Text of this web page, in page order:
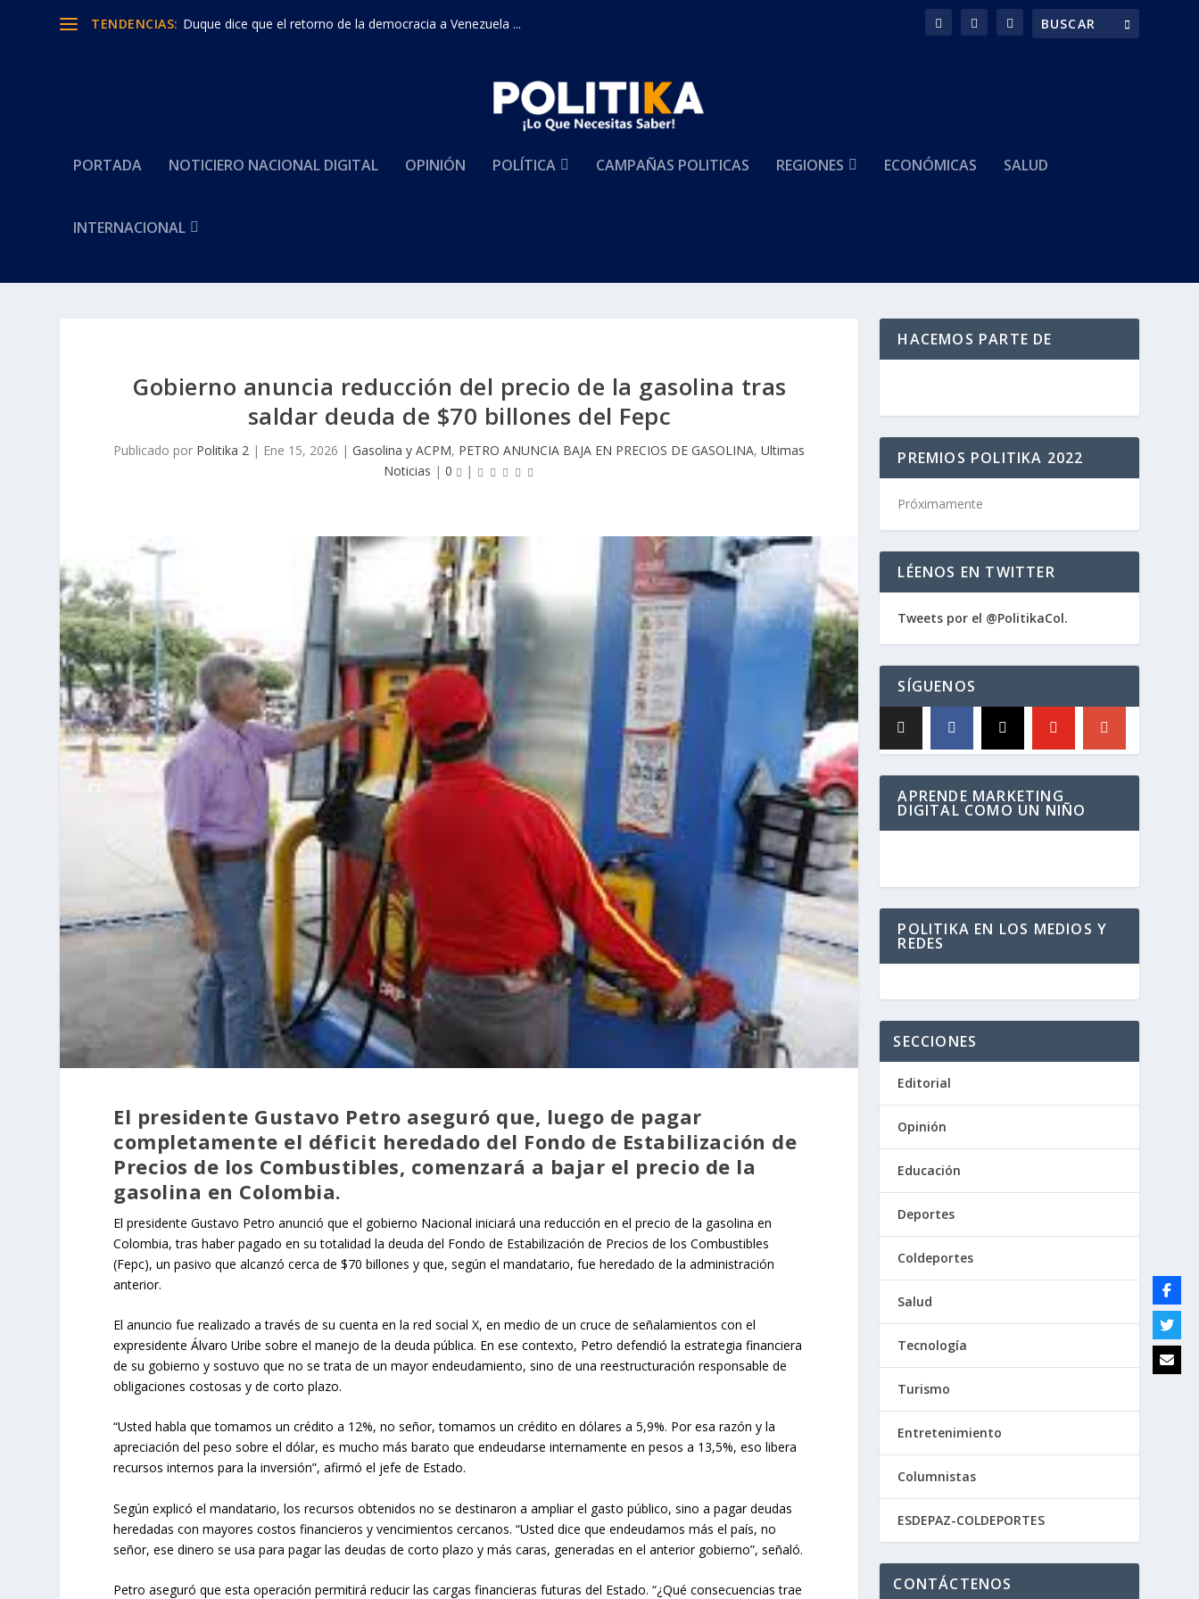
TENDENCIAS: Duque dice que el retorno de la democracia a Venezuela ...
PORTADA NOTICIERO NACIONAL DIGITAL OPINIÓN POLÍTICA CAMPAÑAS POLITICAS REGIONES ECONÓMICAS SALUD
INTERNACIONAL
Gobierno anuncia reducción del precio de la gasolina tras
saldar deuda de $70 billones del Fepc
Publicado por Politika 2 | Ene 15, 2026 |Gasolina y ACPM, PETRO ANUNCIA BAJA EN PRECIOS DE GASOLINA,Ultimas
Noticias | 0 |
El presidente Gustavo Petro aseguró que, luego de pagar
completamente el déficit heredado del Fondo de Estabilización de
Precios de los Combustibles, comenzará a bajar el precio de la
gasolina en Colombia.
El presidente Gustavo Petro anunció que el gobierno Nacional iniciará una reducción en el precio de la gasolina en
Colombia, tras haber pagado en su totalidad la deuda del Fondo de Estabilización de Precios de los Combustibles
(Fepc), un pasivo que alcanzó cerca de $70 billones y que, según el mandatario, fue heredado de la administración
anterior.
El anuncio fue realizado a través de su cuenta en la red social X, en medio de un cruce de señalamientos con el
expresidente Álvaro Uribe sobre el manejo de la deuda pública. En ese contexto, Petro defendió la estrategia financiera
de su gobierno y sostuvo que no se trata de un mayor endeudamiento, sino de una reestructuración responsable de
obligaciones costosas y de corto plazo.
“Usted habla que tomamos un crédito a 12%, no señor, tomamos un crédito en dólares a 5,9%. Por esa razón y la
apreciación del peso sobre el dólar, es mucho más barato que endeudarse internamente en pesos a 13,5%, eso libera
recursos internos para la inversión”, afirmó el jefe de Estado.
Según explicó el mandatario, los recursos obtenidos no se destinaron a ampliar el gasto público, sino a pagar deudas
heredadas con mayores costos financieros y vencimientos cercanos. “Usted dice que endeudamos más el país, no
señor, ese dinero se usa para pagar las deudas de corto plazo y más caras, generadas en el anterior gobierno”, señaló.
Petro aseguró que esta operación permitirá reducir las cargas financieras futuras del Estado. “¿Qué consecuencias trae
HACEMOS PARTE DE
PREMIOS POLITIKA 2022
Próximamente
LÉENOS EN TWITTER
Tweets por el @PolitikaCol.
SÍGUENOS
APRENDE MARKETING
DIGITAL COMO UN NIÑO
POLITIKA EN LOS MEDIOS Y
REDES
SECCIONES
Editorial
Opinión
Educación
Deportes
Coldeportes
Salud
Tecnología
Turismo
Entretenimiento
Columnistas
ESDEPAZ-COLDEPORTES
CONTÁCTENOS